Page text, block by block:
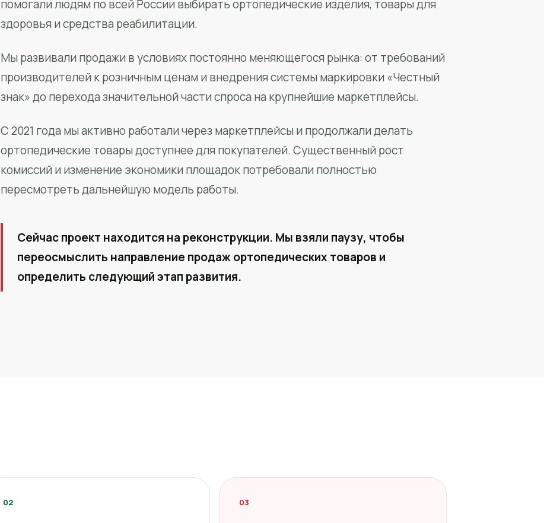
помогали людям по всей России выбирать ортопедические изделия, товары для
здоровья и средства реабилитации.
Мы развивали продажи в условиях постоянно меняющегося рынка: от требований
производителей к розничным ценам и внедрения системы маркировки «Честный
знак» до перехода значительной части спроса на крупнейшие маркетплейсы.
С 2021 года мы активно работали через маркетплейсы и продолжали делать
ортопедические товары доступнее для покупателей. Существенный рост
комиссий и изменение экономики площадок потребовали полностью
пересмотреть дальнейшую модель работы.
Сейчас проект находится на реконструкции. Мы взяли паузу, чтобы
переосмыслить направление продаж ортопедических товаров и
определить следующий этап развития.
02 03